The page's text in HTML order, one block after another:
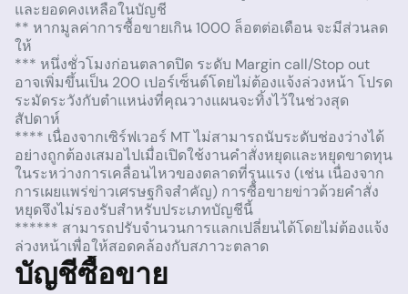
และยอดคงเหลือในบัญชี
** หากมูลค่าการซื้อขายเกิน 1000 ล็อตต่อเดือน จะมีส่วนลด
ให้
*** หนึ่งชั่วโมงก่อนตลาดปิด ระดับ Margin call/Stop out
อาจเพิ่มขึ้นเป็น 200 เปอร์เซ็นต์โดยไม่ต้องแจ้งล่วงหน้า โปรด
ระมัดระวังกับตำแหน่งที่คุณวางแผนจะทิ้งไว้ในช่วงสุด
สัปดาห์
**** เนื่องจากเซิร์ฟเวอร์ MT ไม่สามารถนับระดับช่องว่างได้
อย่างถูกต้องเสมอไปเมื่อเปิดใช้งานคำสั่งหยุดและหยุดขาดทุน
ในระหว่างการเคลื่อนไหวของตลาดที่รุนแรง (เช่น เนื่องจาก
การเผยแพร่ข่าวเศรษฐกิจสำคัญ) การซื้อขายข่าวด้วยคำสั่ง
หยุดจึงไม่รองรับสำหรับประเภทบัญชีนี้
****** สามารถปรับจำนวนการแลกเปลี่ยนได้โดยไม่ต้องแจ้ง
ล่วงหน้าเพื่อให้สอดคล้องกับสภาวะตลาด
บัญชีซื้อขาย